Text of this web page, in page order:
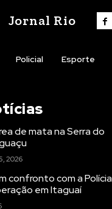
Jornal Rio
Policial Esporte
de mata na Serra do
2026
confronto com a Polícia
em Itaguaí